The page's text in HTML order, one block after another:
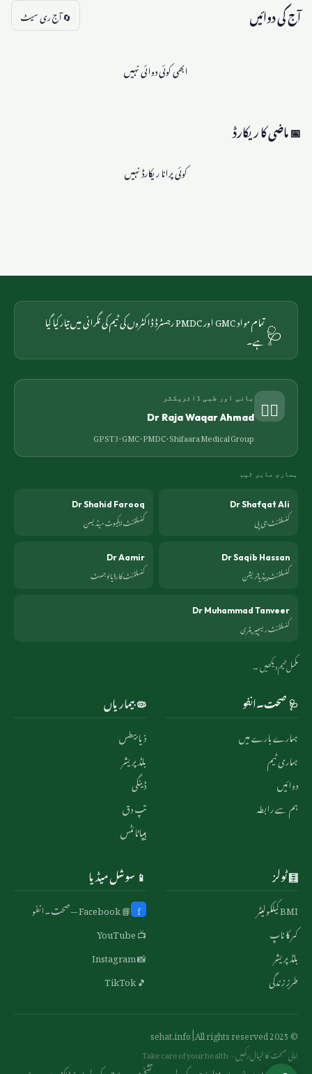
آج کی دوائیں 🔄 آج ری سیٹ
ابھی کوئی دوائی نہیں
📅 ماضی کا ریکارڈ
کوئی پرانا ریکارڈ نہیں
🩺
تمام مواد GMC اور PMDC رجسٹرڈ ڈاکٹروں کی ٹیم کی نگرانی میں تیار کیا گیا
ہے۔
👨‍⚕️ بانی اور طبی ڈائریکٹر
Dr Raja Waqar Ahmad
GP ST3 · GMC · PMDC ·Shifaara Medical Group
ہماری ماہر ٹیم
Dr Shafqat Ali
کنسلٹنٹ جی پی
Dr Shahid Farooq
کنسلٹنٹ ایکیوٹ میڈیسن
Dr Saqib Hassan
کنسلٹنٹ پیڈیاٹریشن
Dr Aamir
کنسلٹنٹ کارڈیالوجسٹ
Dr Muhammad Tanveer
کنسلٹنٹ ریسپیریٹری
مکمل ٹیم دیکھیں →
🩺 صحت۔انفو
ہمارے بارے میں
ہماری ٹیم
دوائیں
ہم سے رابطہ
🦠 بیماریاں
ذیابیطس
بلڈ پریشر
ڈینگی
تپ دق
ہیپاٹائٹس
🧮 ٹولز
BMI کیلکولیٹر
کمر کا ناپ
بلڈ پریشر
طرزِ زندگی
📱 سوشل میڈیا
f 📘 Facebook — صحت۔انفو
📺 YouTube
📸 Instagram
🎵 TikTok
© 2025 sehat.info | All rights reserved
اپنی صحت کا خیال رکھیں — Take care of your health